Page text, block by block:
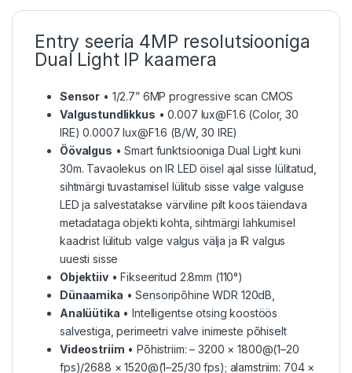
Entry seeria 4MP resolutsiooniga
Dual Light IP kaamera
Sensor • 1/2.7” 6MP progressive scan CMOS
Valgustundlikkus • 0.007 lux@F1.6 (Color, 30
IRE) 0.0007 lux@F1.6 (B/W, 30 IRE)
Öövalgus • Smart funktsiooniga Dual Light kuni
30m. Tavaolekus on IR LED öisel ajal sisse lülitatud,
sihtmärgi tuvastamisel lülitub sisse valge valguse
LED ja salvestatakse värviline pilt koos täiendava
metadataga objekti kohta, sihtmärgi lahkumisel
kaadrist lülitub valge valgus välja ja IR valgus
uuesti sisse
Objektiiv• Fikseeritud 2.8mm (110°)
Dünaamika • Sensoripõhine WDR 120dB,
Analüütika • Intelligentse otsing koostöös
salvestiga, perimeetri valve inimeste põhiselt
Videostriim • Põhistriim: – 3200 × 1800@(1–20
fps)/2688 × 1520@(1–25/30 fps); alamstriim: 704 ×